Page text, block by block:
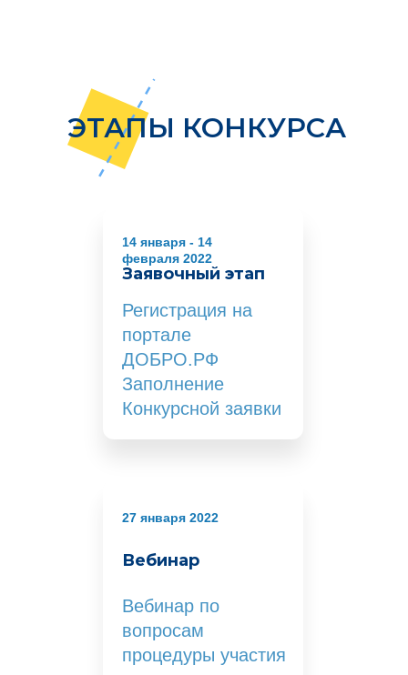
ЭТАПЫ КОНКУРСА
Заявочный этап
14 января - 14
февраля 2022
Регистрация на
портале
ДОБРО.РФ
Заполнение
Конкурсной заявки
27 января 2022
Вебинар по
вопросам
процедуры участия
Вебинар